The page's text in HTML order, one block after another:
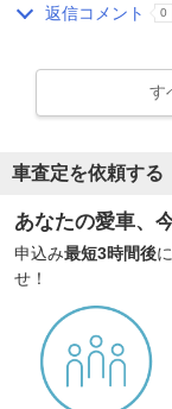
返信コメント 0
す
車査定を依頼する
あなたの愛車、
申込み最短3時間後に
せ！